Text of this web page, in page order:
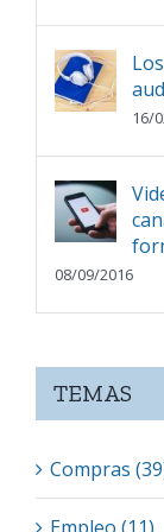
16/
08/09/2016
TEMAS
Compras
Empleo (11)